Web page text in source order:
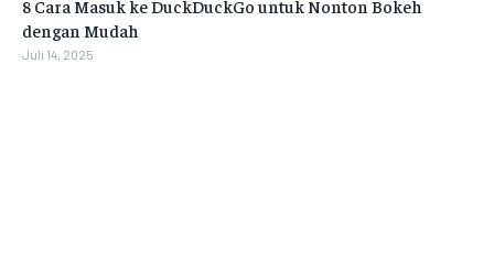
8 Cara Masuk ke DuckDuckGo untuk Nonton Bokeh
dengan Mudah
Juli 14, 2025